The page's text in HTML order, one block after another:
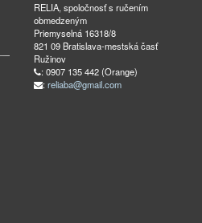
RELIA, spoločnosť s ručením
obmedzeným
Priemyselná 16318/8
821 09 Bratislava-mestská časť
Ružinov
: 0907 135 442 (Orange)
: reliaba@gmail.com